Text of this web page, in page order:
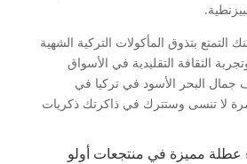
التمتع بتذوق المأكولات التركية الشهية
الثقافة التقليدية في الأسواق
جمال البحر الأسود في تركيا في
لا تنسى وستترك في ذاكرتك ذكريات
عطلة مميزة في منتجعات أولو